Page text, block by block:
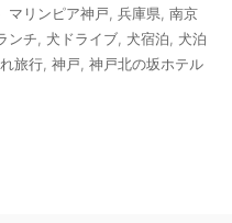
マリンピア神戸 兵庫県 南京
ンチ 犬ドライブ 犬宿泊
犬泊
旅行 神戸 神戸北の坂ホテル